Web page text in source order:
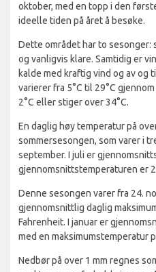
oktober, med en topp i den
ideelle tiden på året å besøke.
Dette området har to sesonger:
og vanligvis klare. Samtidig er
kalde med kraftig vind og av og
varierer fra 5°C til 29°C
2°C eller stiger over 34°C.
En daglig høy temperatur på
sommersesongen, som varer i
september. I juli er
gjennomsnittstemperaturen er
Denne sesongen varer fra 24.
gjennomsnittlig daglig
Fahrenheit. I januar er
med en maksimumstemperatur
Nedbør på over 1 mm regnes